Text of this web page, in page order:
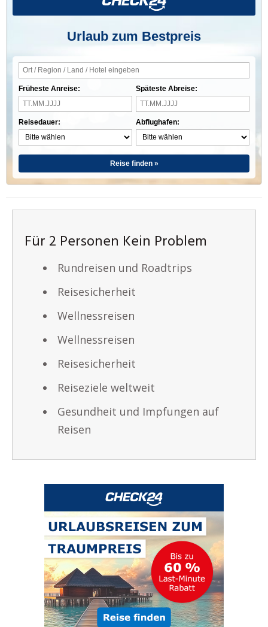
Urlaub zum Bestpreis
Früheste Anreise:
Reisedauer:
Späteste Abreise:
Abflughafen:
Reise finden »
Für 2 Personen Kein Problem
Rundreisen und Roadtrips
Reisesicherheit
Wellnessreisen
Wellnessreisen
Reisesicherheit
Reiseziele weltweit
Gesundheit und Impfungen auf
Reisen